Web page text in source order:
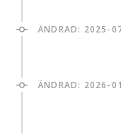
ÄNDRAD: 2025-
ÄNDRAD: 2026-